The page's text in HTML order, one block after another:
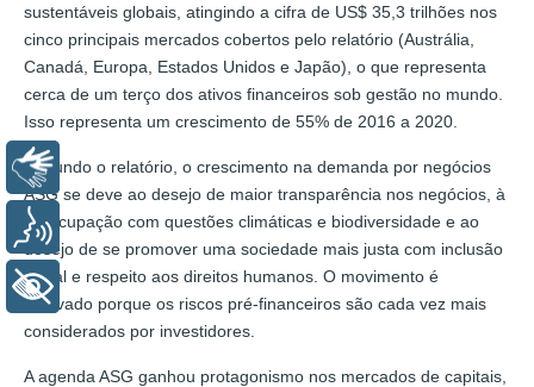
sustentáveis globais, atingindo a cifra de US$ 35,3 trilhões nos
cinco principais mercados cobertos pelo relatório (Austrália,
Canadá, Europa, Estados Unidos e Japão), o que representa
cerca de um terço dos ativos financeiros sob gestão no mundo.
Isso representa um crescimento de 55% de 2016 a 2020.
Segundo o relatório, o crescimento na demanda por negócios
ASG se deve ao desejo de maior transparência nos negócios, à
preocupação com questões climáticas e biodiversidade e ao
desejo de se promover uma sociedade mais justa com inclusão
social e respeito aos direitos humanos. O movimento é
motivado porque os riscos pré-financeiros são cada vez mais
considerados por investidores.
A agenda ASG ganhou protagonismo nos mercados de capitais,
Libras
Voz
+ Acessibilidade